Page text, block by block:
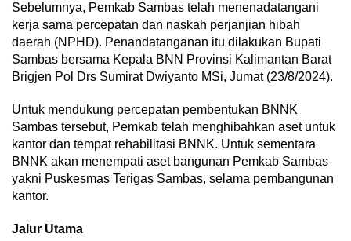
Sebelumnya, Pemkab Sambas telah menenadatangani
kerja sama percepatan dan naskah perjanjian hibah
daerah (NPHD). Penandatanganan itu dilakukan Bupati
Sambas bersama Kepala BNN Provinsi Kalimantan Barat
Brigjen Pol Drs Sumirat Dwiyanto MSi, Jumat (23/8/2024).
Untuk mendukung percepatan pembentukan BNNK
Sambas tersebut, Pemkab telah menghibahkan aset untuk
kantor dan tempat rehabilitasi BNNK. Untuk sementara
BNNK akan menempati aset bangunan Pemkab Sambas
yakni Puskesmas Terigas Sambas, selama pembangunan
kantor.
Jalur Utama